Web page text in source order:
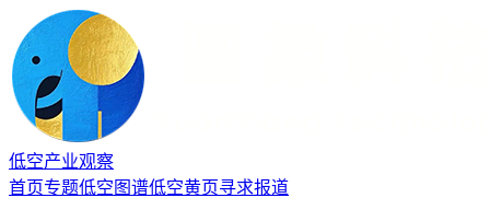
低空产业观察
首页专题低空图谱低空黄页寻求报道